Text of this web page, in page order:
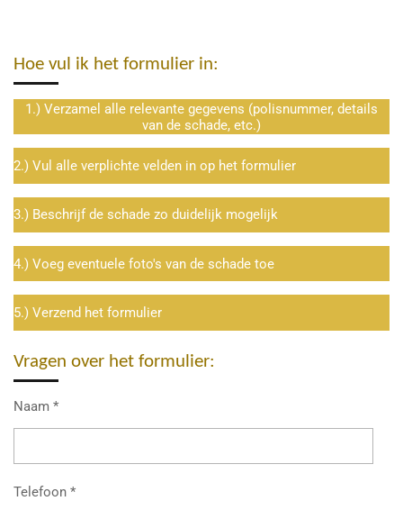
Hoe vul ik het formulier in:
1.) Verzamel alle relevante gegevens (polisnummer, details
van de schade, etc.)
2.) Vul alle verplichte velden in op het formulier
3.) Beschrijf de schade zo duidelijk mogelijk
4.) Voeg eventuele foto's van de schade toe
5.) Verzend het formulier
Vragen over het formulier:
Naam *
Telefoon *